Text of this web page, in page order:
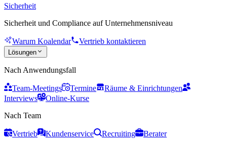
Sicherheit
Sicherheit und Compliance auf Unternehmensniveau
Warum Koalendar Vertrieb kontaktieren
Lösungen
Nach Anwendungsfall
Team-Meetings Termine
Räume & Einrichtungen
Interviews
Online-Kurse
Nach Team
Vertrieb Kundenservice Recruiting
Berater